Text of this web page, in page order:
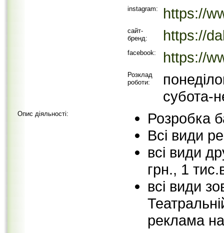
instagram: https://
сайт-
бренд:
https://
facebook: https://
Розклад
роботи:
субота-
Опис діяльності:
Розробка
Всі види
всі види
грн., 1
всі види
реклама